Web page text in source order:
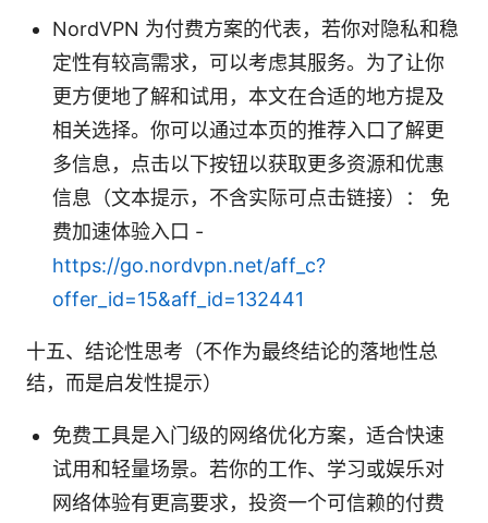
NordVPN 为付费方案的代表，若你对隐私和稳
定性有较高需求，可以考虑其服务。为了让你
更方便地了解和试用，本文在合适的地方提及
相关选择。你可以通过本页的推荐入口了解更
多信息，点击以下按钮以获取更多资源和优惠
信息（文本提示，不含实际可点击链接）： 免
费加速体验入口 -
https://go.nordvpn.net/aff_c?
offer_id=15&aff_id=132441
十五、结论性思考（不作为最终结论的落地性总
结，而是启发性提示）
免费工具是入门级的网络优化方案，适合快速
试用和轻量场景。若你的工作、学习或娱乐对
网络体验有更高要求，投资一个可信赖的付费